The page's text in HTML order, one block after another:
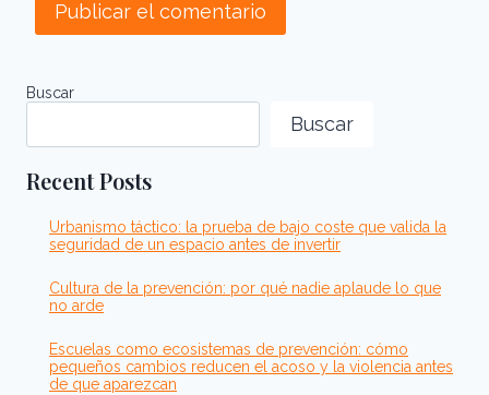
Buscar
Buscar
Recent Posts
Urbanismo táctico: la prueba de bajo coste que valida la
seguridad de un espacio antes de invertir
Cultura de la prevención: por qué nadie aplaude lo que
no arde
Escuelas como ecosistemas de prevención: cómo
pequeños cambios reducen el acoso y la violencia antes
de que aparezcan